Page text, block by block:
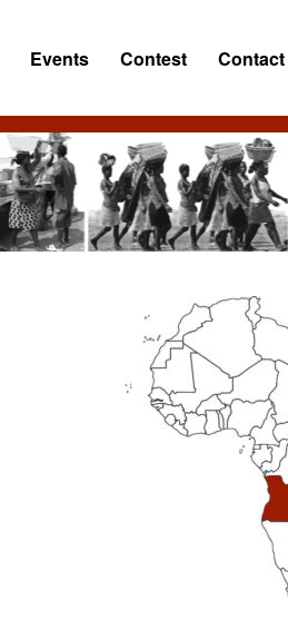
Events Contest Contact
Primary
Sidebar